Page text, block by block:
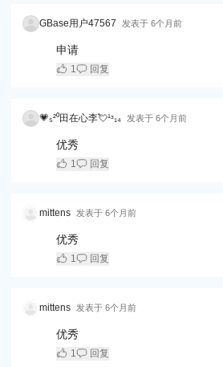
GBase用户47567 发表于 6个月前
申请
1 回复
💗₅²⁰田在心李💘¹ᶟ₁₄ 发表于 6个月前
优秀
1 回复
mittens 发表于 6个月前
优秀
1 回复
mittens 发表于 6个月前
优秀
1 回复